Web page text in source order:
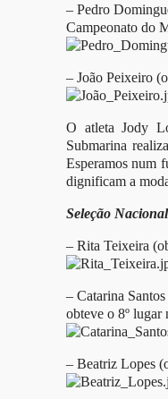
– Pedro
Campeonato do
– João Peixeiro
O atleta Jody
Submarina
Esperamos num
dignificam a
Seleção
– Rita Teixeira
– Catarina
obteve o 8º lugar
– Beatriz Lopes